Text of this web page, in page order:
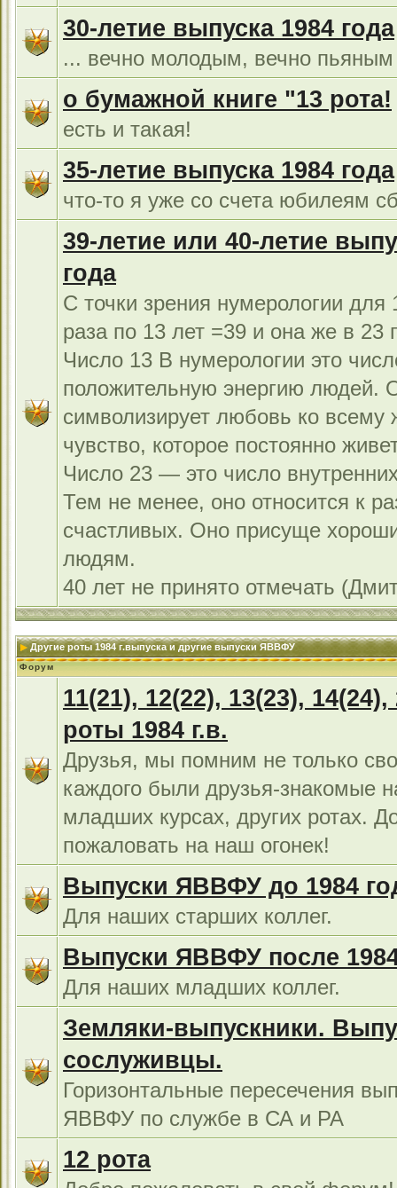
30-летие выпуска 1984 года
... вечно молодым, вечно
о бумажной книге "13 рота!
есть и такая!
35-летие выпуска 1984 года
что-то я уже со счета юбилеям
39-летие или 40-летие
года
С точки зрения нумерологии для
раза по 13 лет =39 и она же в 23
Число 13 В нумерологии это
положительную энергию людей.
символизирует любовь ко всему
чувство, которое постоянно
Число 23 — это число
Тем не менее, оно относится к
счастливых. Оно присуще
людям.
40 лет не принято отмечать
Другие роты 1984 г.выпуска и другие выпуски ЯВВФУ
Форум
11(21), 12(22), 13(23),
роты 1984 г.в.
Друзья, мы помним не только
каждого были друзья-знакомые
младших курсах, других ротах.
пожаловать на наш огонек!
Выпуски ЯВВФУ до 1984
Для наших старших коллег.
Выпуски ЯВВФУ после
Для наших младших коллег.
Земляки-выпускники.
сослуживцы.
Горизонтальные пересечения
ЯВВФУ по службе в СА и РА
12 рота